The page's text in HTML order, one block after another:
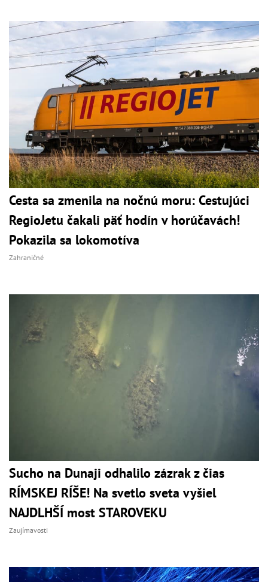
Cesta sa zmenila na nočnú moru: Cestujúci
RegioJetu čakali päť hodín v horúčavách!
Pokazila sa lokomotíva
Zahraničné
Sucho na Dunaji odhalilo zázrak z čias
RÍMSKEJ RÍŠE! Na svetlo sveta vyšiel
NAJDLHŠÍ most STAROVEKU
Zaujímavosti